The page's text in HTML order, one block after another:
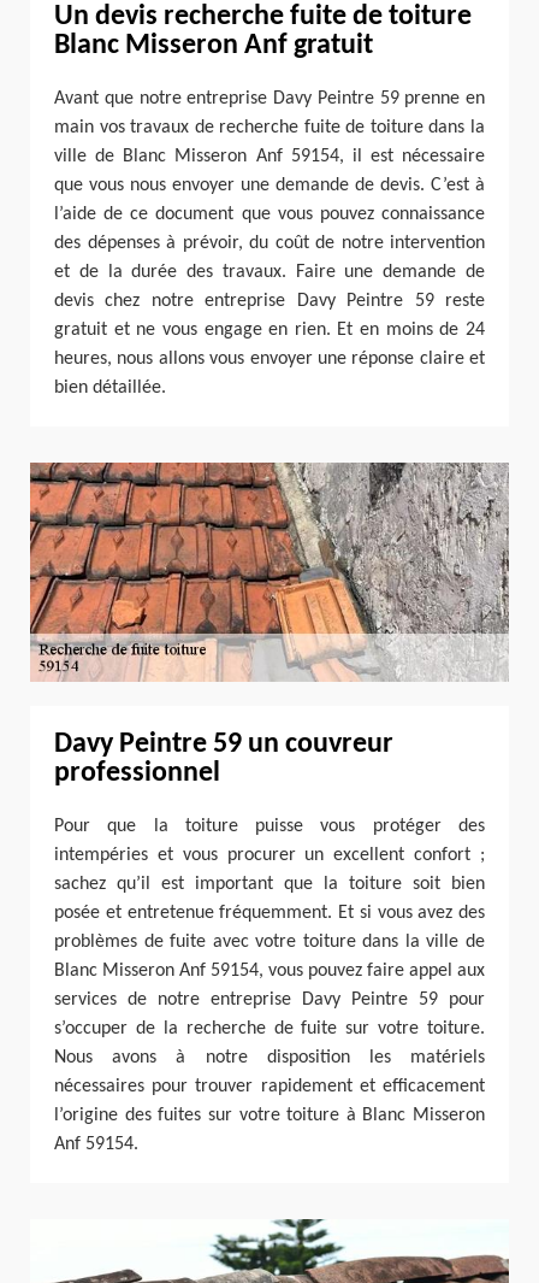
Un devis recherche fuite de toiture
Blanc Misseron Anf gratuit
Avant que notre entreprise Davy Peintre 59 prenne en
main vos travaux de recherche fuite de toiture dans la
ville de Blanc Misseron Anf 59154, il est nécessaire
que vous nous envoyer une demande de devis. C’est à
l’aide de ce document que vous pouvez connaissance
des dépenses à prévoir, du coût de notre intervention
et de la durée des travaux. Faire une demande de
devis chez notre entreprise Davy Peintre 59 reste
gratuit et ne vous engage en rien. Et en moins de 24
heures, nous allons vous envoyer une réponse claire et
bien détaillée.
Davy Peintre 59 un couvreur
professionnel
Pour que la toiture puisse vous protéger des
intempéries et vous procurer un excellent confort ;
sachez qu’il est important que la toiture soit bien
posée et entretenue fréquemment. Et si vous avez des
problèmes de fuite avec votre toiture dans la ville de
Blanc Misseron Anf 59154, vous pouvez faire appel aux
services de notre entreprise Davy Peintre 59 pour
s’occuper de la recherche de fuite sur votre toiture.
Nous avons à notre disposition les matériels
nécessaires pour trouver rapidement et efficacement
l’origine des fuites sur votre toiture à Blanc Misseron
Anf 59154.